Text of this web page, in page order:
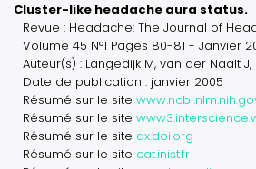
Cluster-like headache aura status.
Revue : Headache: The Journal of
Volume 45 N°1 Pages 80-81 - Janvier
Auteur(s) : Langedijk M, van der Naalt J,
Date de publication : janvier 2005
Résumé sur le site
Résumé sur le site
Résumé sur le site dx.doi.org
Résumé sur le site cat.inist.fr